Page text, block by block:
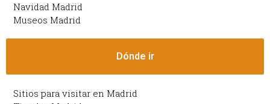
Navidad Madrid
Museos Madrid
Dónde ir
Sitios para visitar en Madrid